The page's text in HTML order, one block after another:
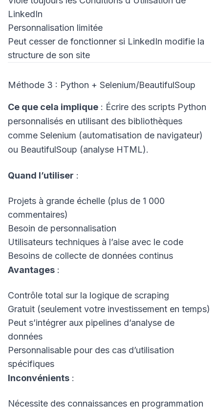
LinkedIn
Personnalisation limitée
Peut cesser de fonctionner si LinkedIn modifie la
structure de son site
Méthode 3 : Python + Selenium/BeautifulSoup
Ce que cela implique : Écrire des scripts Python
personnalisés en utilisant des bibliothèques
comme Selenium (automatisation de navigateur)
ou BeautifulSoup (analyse HTML).
Quand l’utiliser :
Projets à grande échelle (plus de 1 000
commentaires)
Besoin de personnalisation
Utilisateurs techniques à l’aise avec le code
Besoins de collecte de données continus
Avantages :
Contrôle total sur la logique de scraping
Gratuit (seulement votre investissement en temps)
Peut s’intégrer aux pipelines d’analyse de
données
Personnalisable pour des cas d’utilisation
spécifiques
Inconvénients :
Nécessite des connaissances en programmation